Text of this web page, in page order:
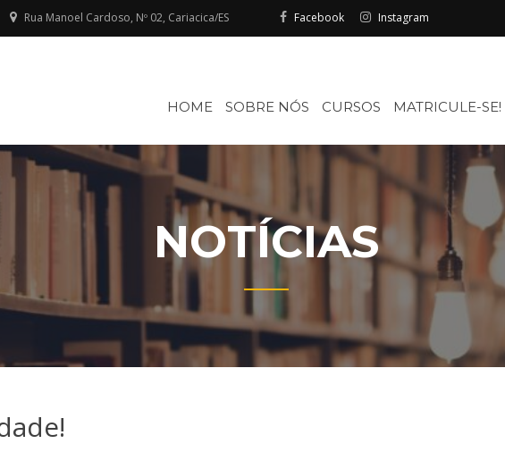
Rua Manoel Cardoso, Nº 02, Cariacica/ES Facebook Instagram
HOME SOBRE NÓS CURSOS MATRICULE-SE!
NOTÍCIAS